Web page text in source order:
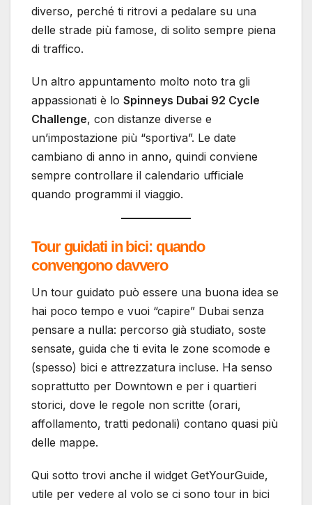
diverso, perché ti ritrovi a pedalare su una
delle strade più famose, di solito sempre piena
di traffico.
Un altro appuntamento molto noto tra gli
appassionati è lo Spinneys Dubai 92 Cycle
Challenge, con distanze diverse e
un’impostazione più “sportiva”. Le date
cambiano di anno in anno, quindi conviene
sempre controllare il calendario ufficiale
quando programmi il viaggio.
Tour guidati in bici: quando
convengono davvero
Un tour guidato può essere una buona idea se
hai poco tempo e vuoi “capire” Dubai senza
pensare a nulla: percorso già studiato, soste
sensate, guida che ti evita le zone scomode e
(spesso) bici e attrezzatura incluse. Ha senso
soprattutto per Downtown e per i quartieri
storici, dove le regole non scritte (orari,
affollamento, tratti pedonali) contano quasi più
delle mappe.
Qui sotto trovi anche il widget GetYourGuide,
utile per vedere al volo se ci sono tour in bici